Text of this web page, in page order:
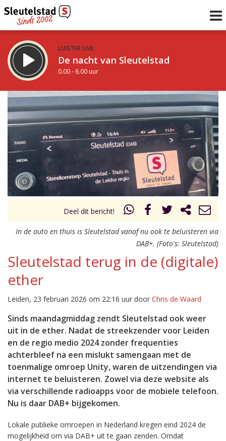
LUISTER LIVE:
De nacht van Sleutelstad
0.00 - 6.00 uur
STRAKS:
De ochtend van Sleutelstad
6.00 - 12.00 uur
Vorig uur
uur 1 van 0 Volgend uur
Deel dit bericht!
In de auto en thuis is Sleutelstad vanaf nu ook te beluisteren via
DAB+. (Foto's: Sleutelstad)
Sleutelstad terug in de (digitale)
ether
Leiden, 23 februari 2026 om 22:16 uur door Chris de Waard
Sinds maandagmiddag zendt Sleutelstad ook weer
uit in de ether. Nadat de streekzender voor Leiden
en de regio medio 2024 zonder frequenties
achterbleef na een mislukt samengaan met de
toenmalige omroep Unity, waren de uitzendingen via
internet te beluisteren. Zowel via deze website als
via verschillende radioapps voor de mobiele telefoon.
Nu is daar DAB+ bijgekomen.
Lokale publieke omroepen in Nederland kregen eind 2024 de
mogelijkheid om via DAB+ uit te gaan zenden. Omdat